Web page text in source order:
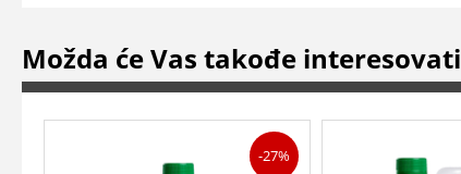
Možda će Vas takođe interesovati
-27%